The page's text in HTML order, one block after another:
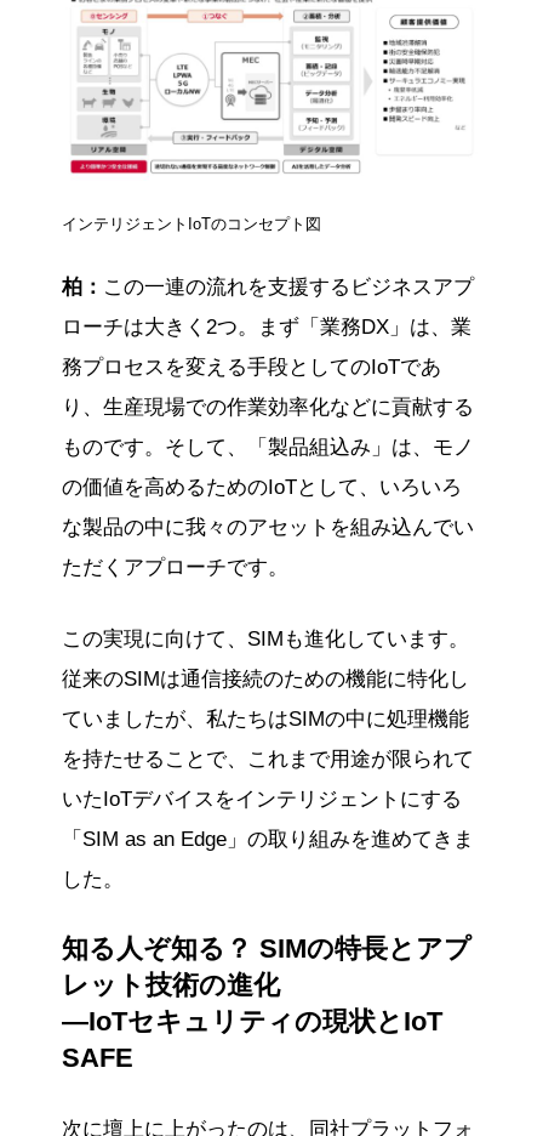
インテリジェントIoTのコンセプト図
柏： この一連の流れを支援するビジネスアプ
ローチは大きく2つ。まず「業務DX」は、業
務プロセスを変える手段としてのIoTであ
り、生産現場での作業効率化などに貢献する
ものです。そして、「製品組込み」は、モノ
の価値を高めるためのIoTとして、いろいろ
な製品の中に我々のアセットを組み込んでい
ただくアプローチです。
この実現に向けて、SIMも進化しています。
従来のSIMは通信接続のための機能に特化し
ていましたが、私たちはSIMの中に処理機能
を持たせることで、これまで用途が限られて
いたIoTデバイスをインテリジェントにする
「SIM as an Edge」の取り組みを進めてきま
した。
知る人ぞ知る？ SIMの特長とアプ
レット技術の進化
―IoTセキュリティの現状とIoT
SAFE
次に壇上に上がったのは、同社プラットフォ